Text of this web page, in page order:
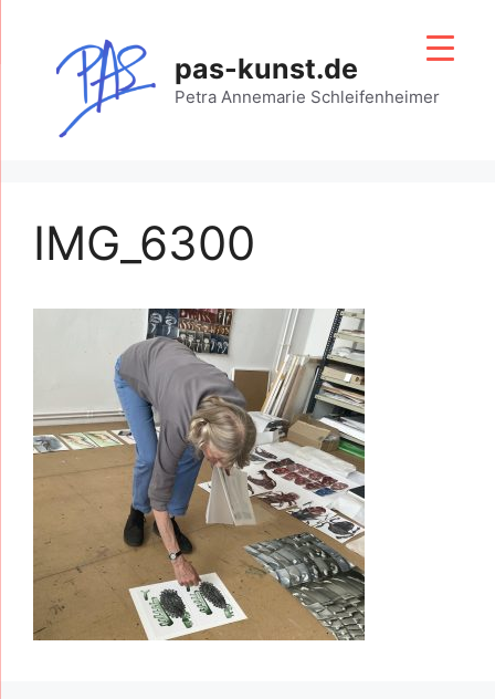
springen
pas-kunst.de
Petra Annemarie Schleifenheimer
IMG_6300